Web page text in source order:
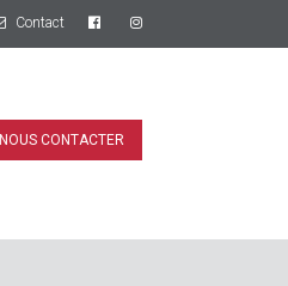
Contact
NOUS CONTACTER